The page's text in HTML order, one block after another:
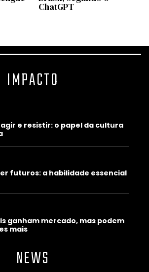
ChatGPT
IMPACTO
e resistir: o papel da cultura
futuros: a habilidade essencial
ganham mercado, mas podem
mais
NEWS